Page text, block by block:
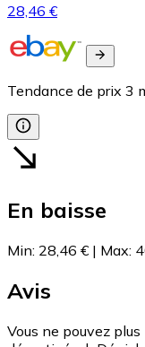
28,46 €
Tendance de prix 3
En baisse
Min: 28,46 € | Max:
Avis
Vous ne pouvez